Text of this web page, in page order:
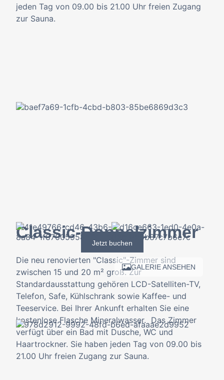
jeden Tag von 09.00 bis 21.00 Uhr freien Zugang
zur Sauna.
GALERIE ANSEHEN
Jetzt buchen
Classic-Doppelzimmer
Die neu renovierten "Classic"-Zimmer sind
zwischen 15 und 20 m² groß. Zur
Standardausstattung gehören LCD-Satelliten-TV,
Telefon, Safe, Kühlschrank sowie Kaffee- und
Teeservice. Bei Ihrer Ankunft erhalten Sie eine
kostenlose Flasche Mineralwasser. Das Zimmer
verfügt über ein Bad mit Dusche, WC und
Haartrockner. Sie haben jeden Tag von 09.00 bis
21.00 Uhr freien Zugang zur Sauna.